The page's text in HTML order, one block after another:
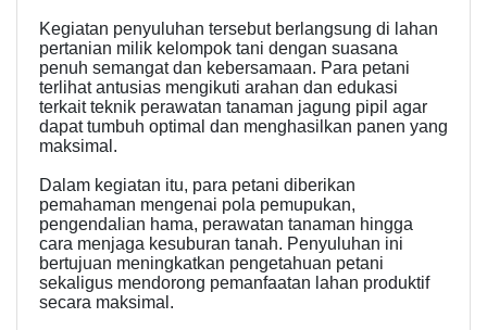
Kegiatan penyuluhan tersebut berlangsung di lahan
pertanian milik kelompok tani dengan suasana
penuh semangat dan kebersamaan. Para petani
terlihat antusias mengikuti arahan dan edukasi
terkait teknik perawatan tanaman jagung pipil agar
dapat tumbuh optimal dan menghasilkan panen yang
maksimal.
Dalam kegiatan itu, para petani diberikan
pemahaman mengenai pola pemupukan,
pengendalian hama, perawatan tanaman hingga
cara menjaga kesuburan tanah. Penyuluhan ini
bertujuan meningkatkan pengetahuan petani
sekaligus mendorong pemanfaatan lahan produktif
secara maksimal.